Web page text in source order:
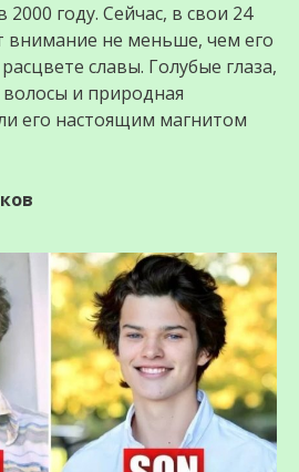
году. Сейчас, в свои 24
внимание не меньше, чем его
славы. Голубые глаза,
и природная
его настоящим магнитом